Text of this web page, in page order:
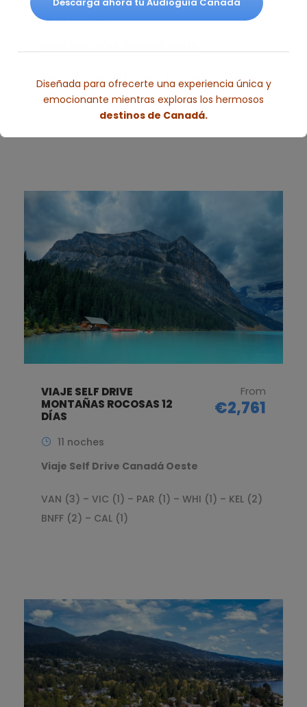
12 noches
VAN (2) – VIC (2) – SOO (1) – PRT (2) – UCL
(3) PARK (2)
VIAJE SELF DRIVE
MONTAÑAS ROCOSAS 12
DÍAS
From
€2,761
11 noches
Viaje Self Drive Canadá Oeste
VAN (3) – VIC (1) – PAR (1) – WHI (1) – KEL (2)
BNFF (2) – CAL (1)
Descarga ahora tu Audioguía Canadá
Diseñada para ofrecerte una experiencia única y
emocionante mientras exploras los hermosos
destinos de Canadá.